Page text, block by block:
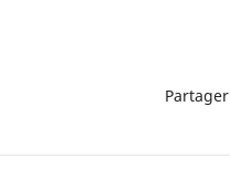
Partager